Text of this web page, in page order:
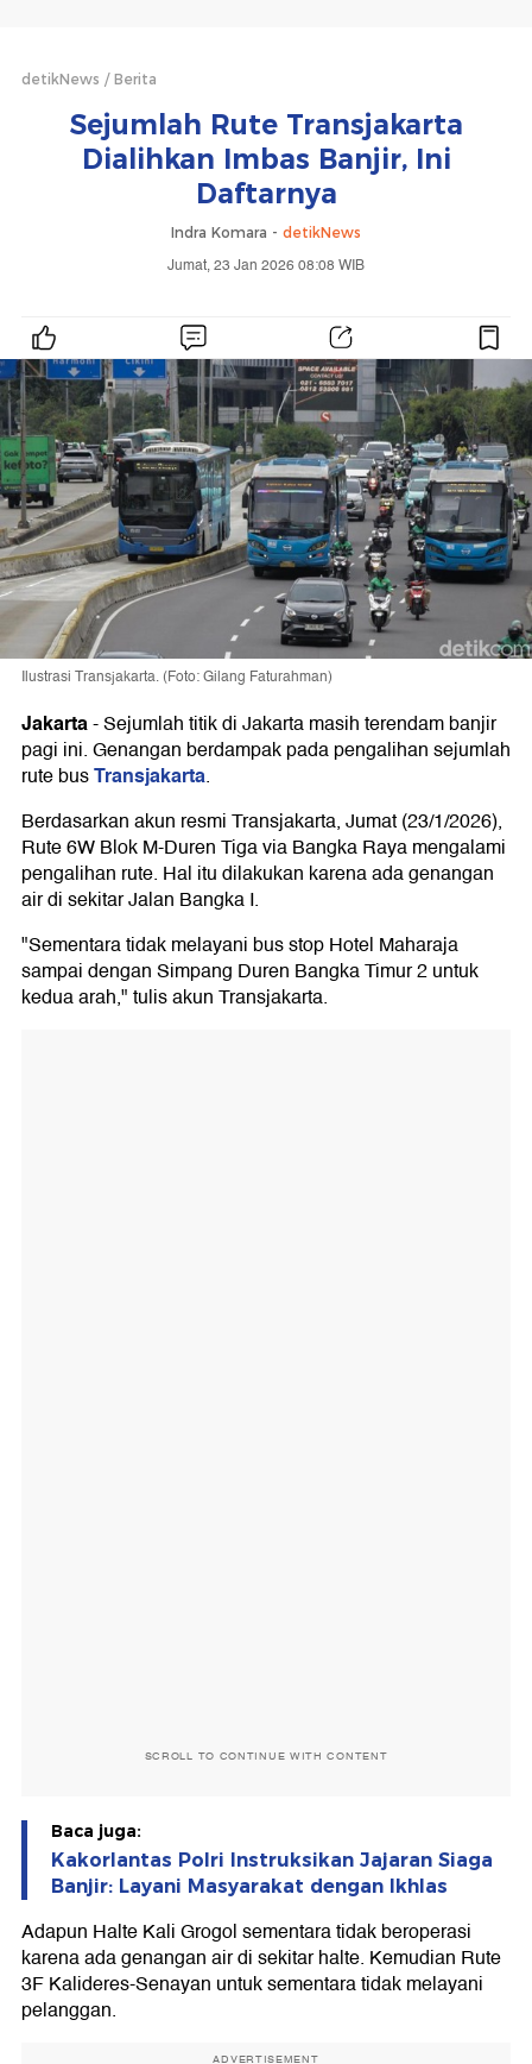
detikNews Berita
Sejumlah Rute Transjakarta
Dialihkan Imbas Banjir, Ini
Daftarnya
Indra Komara - detikNews
Jumat, 23 Jan 2026 08:08 WIB
Ilustrasi Transjakarta. (Foto: Gilang Faturahman)
Jakarta-Sejumlah titik di Jakarta masih terendam banjir
pagi ini. Genangan berdampak pada pengalihan sejumlah
rute busTransjakarta.
Berdasarkan akun resmi Transjakarta, Jumat (23/1/2026),
Rute 6W Blok M-Duren Tiga via Bangka Raya mengalami
pengalihan rute. Hal itu dilakukan karena ada genangan
air di sekitar Jalan Bangka I.
"Sementara tidak melayani bus stop Hotel Maharaja
sampai dengan Simpang Duren Bangka Timur 2 untuk
kedua arah," tulis akun Transjakarta.
SCROLL TO CONTINUE WITH CONTENT
Baca juga:
Kakorlantas Polri Instruksikan Jajaran Siaga
Banjir: Layani Masyarakat dengan Ikhlas
Adapun Halte Kali Grogol sementara tidak beroperasi
karena ada genangan air di sekitar halte. Kemudian Rute
3F Kalideres-Senayan untuk sementara tidak melayani
pelanggan.
ADVERTISEMENT